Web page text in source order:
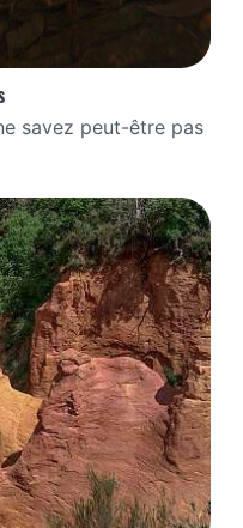
savez peut-être pas